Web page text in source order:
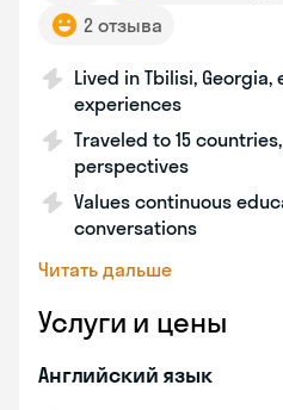
2 отзыва
Lived in Tbilisi,
experiences
Traveled to 15
perspectives
Values continuous
conversations
Читать дальше
Услуги и цены
Английский язык